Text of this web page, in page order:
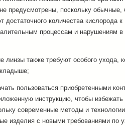
предусмотрены, поскольку обычные,
достаточного количества кислорода к
процессам и нарушениям в
линзы также требуют особого ухода,
пользоваться приобретенными
инструкцию, чтобы избежать
современные методы и
изделия с новыми требованиями по